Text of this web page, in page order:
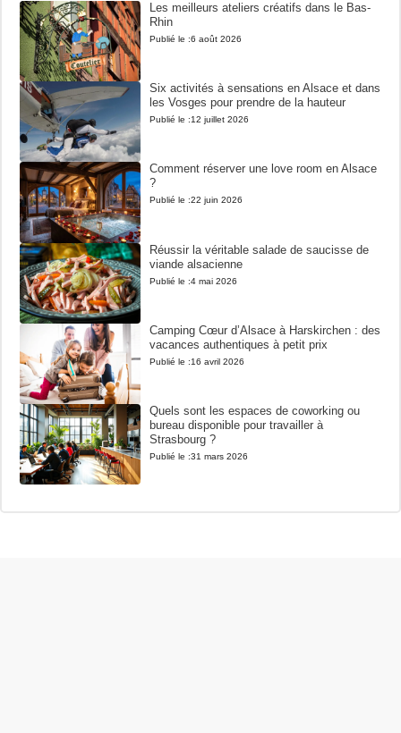
Les meilleurs ateliers créatifs dans le Bas-
Rhin
Publié le :6 août 2026
Six activités à sensations en Alsace et dans
les Vosges pour prendre de la hauteur
Publié le :12 juillet 2026
Comment réserver une love room en Alsace
?
Publié le :22 juin 2026
Réussir la véritable salade de saucisse de
viande alsacienne
Publié le :4 mai 2026
Camping Cœur d’Alsace à Harskirchen : des
vacances authentiques à petit prix
Publié le :16 avril 2026
Quels sont les espaces de coworking ou
bureau disponible pour travailler à
Strasbourg ?
Publié le :31 mars 2026